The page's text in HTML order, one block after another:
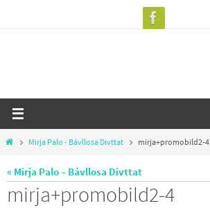
StartMirja Palo - Bávllosa Divttat mirja+promobild2-4
« Mirja Palo – Bávllosa Divttat
mirja+promobild2-4